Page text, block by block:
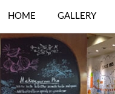
HOME GALLERY